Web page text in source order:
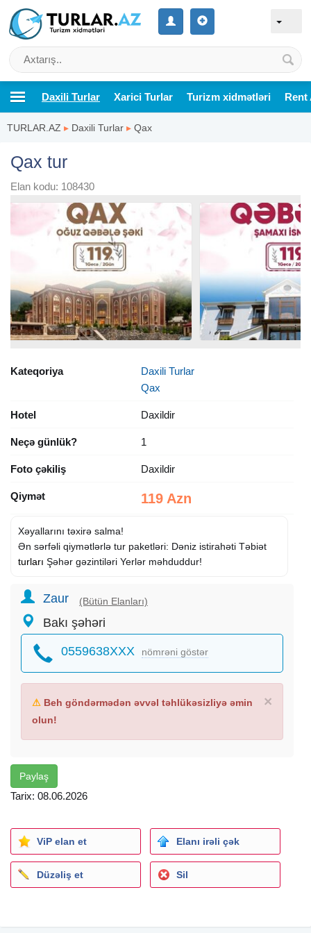
Daxili Turlar Xarici Turlar Turizm xidmətləri Rent
TURLAR.AZ ▸ Daxili Turlar ▸ Qax
Qax tur
Elan kodu: 108430
Kateqoriya
Daxili Turlar
Qax
Hotel Daxildir
Neçə günlük? 1
Foto çəkiliş Daxildir
Qiymət 119 Azn
Xəyallarını təxirə salma!
Ən sərfəli qiymətlərlə tur paketləri: Dəniz istirahəti Təbiət
turları Şəhər gəzintiləri Yerlər məhduddur!
Zaur (Bütün Elanları)
Bakı şəhəri
0559638XXX nömrəni göstər
×
⚠ Beh göndərmədən əvvəl təhlükəsizliyə əmin
olun!
Paylaş
Tarix: 08.06.2026
ViP elan et Elanı irəli çək
Düzəliş et Sil